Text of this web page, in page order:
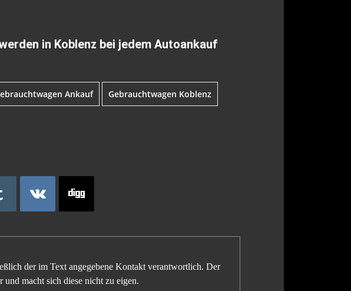
in Koblenz bei jedem Autoankauf
Ankauf Gebrauchtwagen Koblenz
der im Text angegebene Kontakt verantwortlich. Der
macht sich diese nicht zu eigen.